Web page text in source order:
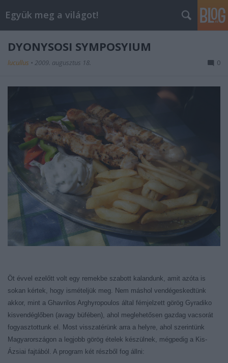
Együk meg a világot!
DYONYSOSI SYMPOSYIUM
lucullus • 2009. augusztus 18. 0
Öt évvel ezelőtt volt egy remekbe szabott kalandunk, amit azóta is
sokan kértek, hogy ismételjük meg. Nem máshol vendégeskedtünk
akkor, mint a Ghavrilos Arghyropoulos által fémjelzett görög Gyradiko
kisvendéglőben (avagy büfében), ahol meglehetősen gazdag vacsorát
fogyasztottunk el. Most visszatérünk arra a helyre, ahol szerintünk
Magyarországon a legjobb görög ételek készülnek, mégpedig a Kis-
Ázsiai fajtából. A program két részből fog állni: